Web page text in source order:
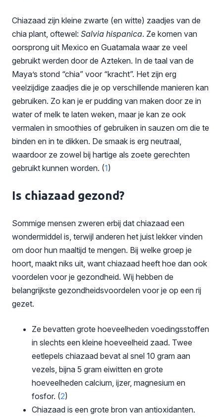
Chiazaad zijn kleine zwarte (en witte) zaadjes van de
chia plant, oftewel: Salvia hispanica. Ze komen van
oorsprong uit Mexico en Guatamala waar ze veel
gebruikt werden door de Azteken. In de taal van de
Maya’s stond “chia” voor “kracht”. Het zijn erg
veelzijdige zaadjes die je op verschillende manieren kan
gebruiken. Zo kan je er pudding van maken door ze in
water of melk te laten weken, maar je kan ze ook
vermalen in smoothies of gebruiken in sauzen om die te
binden en in te dikken. De smaak is erg neutraal,
waardoor ze zowel bij hartige als zoete gerechten
gebruikt kunnen worden. (1)
Is chiazaad gezond?
Sommige mensen zweren erbij dat chiazaad een
wondermiddel is, terwijl anderen het juist lekker vinden
om door hun maaltijd te mengen. Bij welke groep je
hoort, maakt niks uit, want chiazaad heeft hoe dan ook
voordelen voor je gezondheid. Wij hebben de
belangrijkste gezondheidsvoordelen voor je op een rij
gezet.
Ze bevatten grote hoeveelheden voedingsstoffen
in slechts een kleine hoeveelheid zaad. Twee
eetlepels chiazaad bevat al snel 10 gram aan
vezels, bijna 5 gram eiwitten en grote
hoeveelheden calcium, ijzer, magnesium en
fosfor. (2)
Chiazaad is een grote bron van antioxidanten.